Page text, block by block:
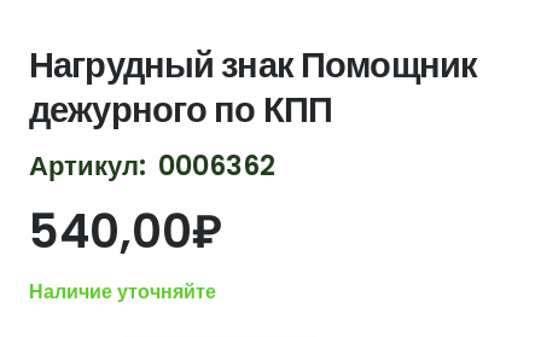
Нагрудный знак Помощник
дежурного по КПП
Артикул: 0006362
540,00₽
Наличие уточняйте